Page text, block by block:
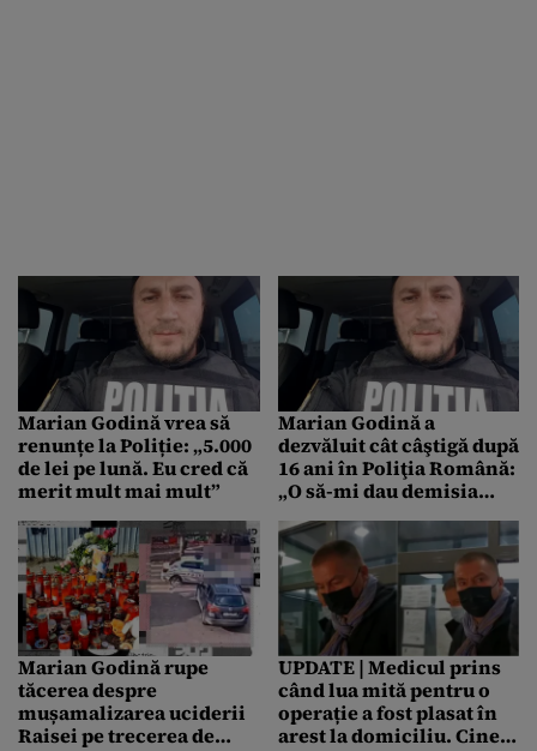
Marian Godină vrea să
renunțe la Poliție: „5.000
de lei pe lună. Eu cred că
merit mult mai mult”
Marian Godină a
dezvăluit cât câştigă după
16 ani în Poliţia Română:
„O să-mi dau demisia
plâng”
Marian Godină rupe
tăcerea despre
mușamalizarea uciderii
Raisei pe trecerea de
UPDATE | Medicul prins
când lua mită pentru o
operație a fost plasat în
arest la domiciliu. Cine